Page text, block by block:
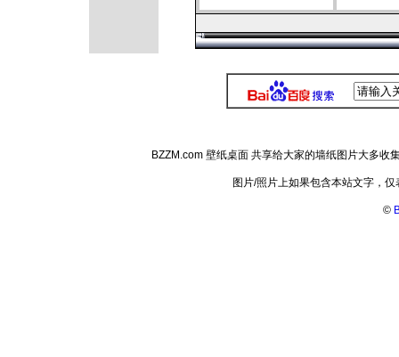
BZZM.com 壁纸桌面 共享给大家的墙纸图片大多
图片/照片上如果包含本站文字，
©